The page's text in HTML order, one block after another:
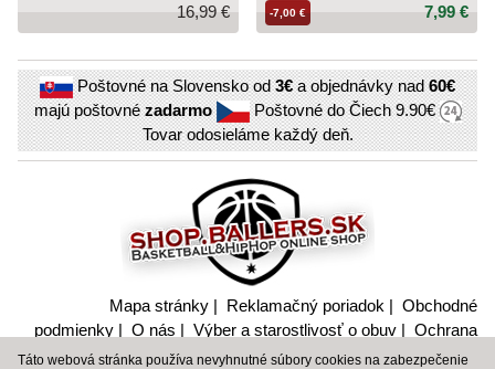
16,99 € 7,99 €
-7,00 €
Poštovné na Slovensko od3€a objednávky nad60€
majú poštovnézadarmo Poštovné do Čiech9.90€
Tovar odosieláme každý deň.
Mapa stránky | Reklamačný poriadok | Obchodné
podmienky | O nás | Výber a starostlivosť o obuv | Ochrana
súkromia a nakladanie s citlivými údajmi
Táto webová stránka používa nevyhnutné súbory cookies na zabezpečenie